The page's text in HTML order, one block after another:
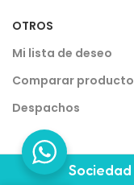
OTROS
Mi lista de deseo
Comparar
Despachos